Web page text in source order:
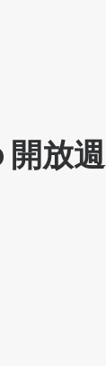
放週